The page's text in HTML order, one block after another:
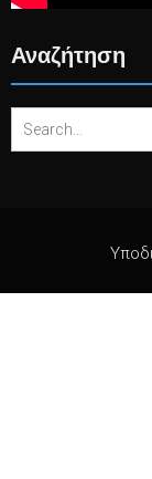
Αναζήτηση
for: